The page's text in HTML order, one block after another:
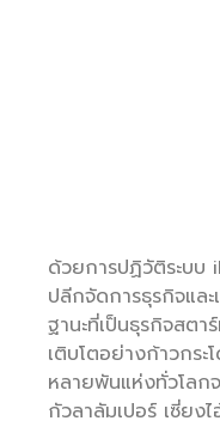
ด้วยการปฏิวัติระบบ
ปลีกจัดการธุรกิจแล
ฐานะที่เป็นธุรกิจสตา
เติบโตอย่างก้าวกระ
หลายพันแห่งทั่วโลก
กัวลาลัมเปอร์ เซี่ยง